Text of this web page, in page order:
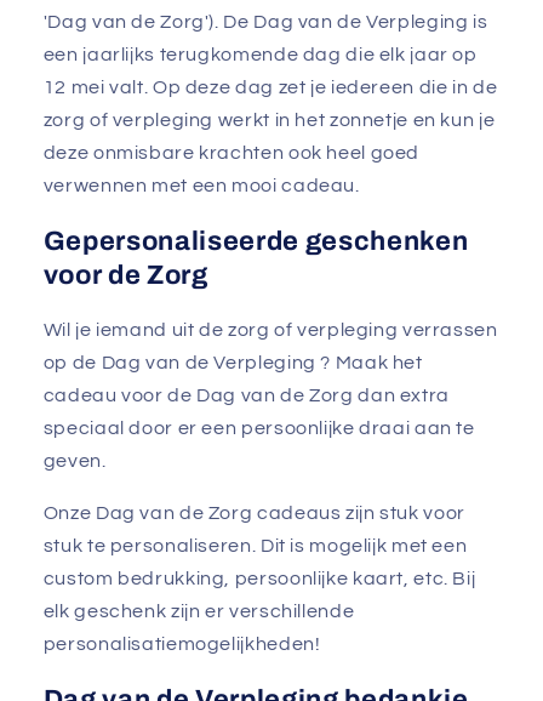
'Dag van de Zorg'). De Dag van de Verpleging is
een jaarlijks terugkomende dag die elk jaar op
12 mei valt. Op deze dag zet je iedereen die in de
zorg of verpleging werkt in het zonnetje en kun je
deze onmisbare krachten ook heel goed
verwennen met een mooi cadeau.
Gepersonaliseerde geschenken
voor de Zorg
Wil je iemand uit de zorg of verpleging verrassen
op de Dag van de Verpleging ? Maak het
cadeau voor de Dag van de Zorg dan extra
speciaal door er een persoonlijke draai aan te
geven.
Onze Dag van de Zorg cadeaus zijn stuk voor
stuk te personaliseren. Dit is mogelijk met een
custom bedrukking, persoonlijke kaart, etc. Bij
elk geschenk zijn er verschillende
personalisatiemogelijkheden!